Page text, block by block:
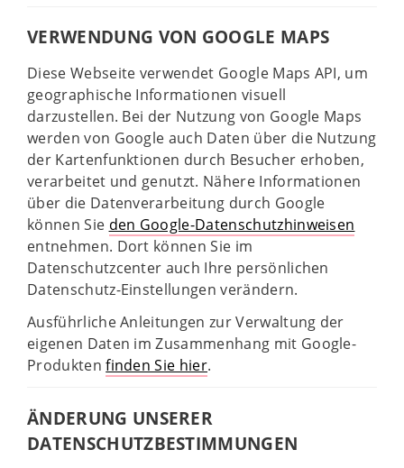
VERWENDUNG VON GOOGLE MAPS
Diese Webseite verwendet Google Maps API, um
geographische Informationen visuell
darzustellen. Bei der Nutzung von Google Maps
werden von Google auch Daten über die Nutzung
der Kartenfunktionen durch Besucher erhoben,
verarbeitet und genutzt. Nähere Informationen
über die Datenverarbeitung durch Google
können Sie den Google-Datenschutzhinweisen
entnehmen. Dort können Sie im
Datenschutzcenter auch Ihre persönlichen
Datenschutz-Einstellungen verändern.
Ausführliche Anleitungen zur Verwaltung der
eigenen Daten im Zusammenhang mit Google-
Produktenfinden Sie hier.
ÄNDERUNG UNSERER
DATENSCHUTZBESTIMMUNGEN